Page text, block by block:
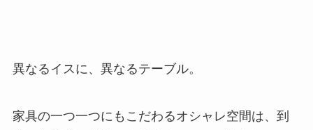
異なるイスに、異なるテーブル。
家具の一つ一つにもこだわるオシャレ空間は、到